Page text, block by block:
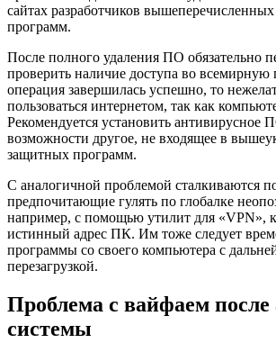
сайтах разработчиков
программ.
После полного удаления ПО обязательно
проверить наличие доступа во всемирную
операция завершилась успешно, то
пользоваться интернетом, так как
Рекомендуется установить антивирусное
возможности другое, не входящее в
защитных программ.
С аналогичной проблемой сталкиваются
предпочитающие гулять по глобалке
например, с помощью утилит для «VPN»,
истинный адрес ПК. Им тоже следует
программы со своего компьютера с
перезагрузкой.
Проблема с вайфаем после
системы